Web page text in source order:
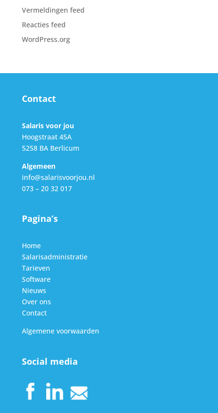
Vermeldingen feed
Reacties feed
WordPress.org
Contact
Salaris voor jou
Hoogstraat 45A
5258 BA Berlicum
Algemeen
info@salarisvoorjou.nl
073 – 20 32 017
Pagina’s
Home
Salarisadministratie
Tarieven
Software
Nieuws
Over ons
Contact
Algemene voorwaarden
Social media